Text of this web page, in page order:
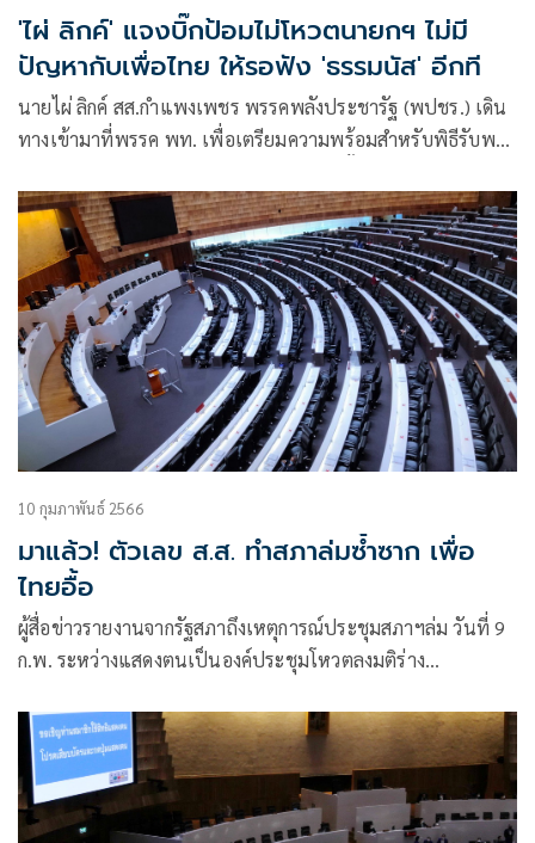
'ไผ่ ลิกค์' แจงบิ๊กป้อมไม่โหวตนายกฯ ไม่มี
ปัญหากับเพื่อไทย ให้รอฟัง 'ธรรมนัส' อีกที
นายไผ่ ลิกค์ สส.กำแพงเพชร พรรคพลังประชารัฐ (พปชร.) เดิน
ทางเข้ามาที่พรรค พท. เพื่อเตรียมความพร้อมสำหรับพิธีรับพระ
เป็นนายกรัฐมนตรีคนที่ 30 ในช่วงเย็นวันนี้ โดยให้สัมภาษณ์
กรณีถึงพล.อ.ประวิตร วงษ์สุวรรณ รองนายกรัฐมนตรี
10 กุมภาพันธ์ 2566
มาแล้ว! ตัวเลข ส.ส. ทำสภาล่มซ้ำซาก เพื่อ
ไทยอื้อ
ผู้สื่อข่าวรายงานจากรัฐสภาถึงเหตุการณ์ประชุมสภาฯล่ม วันที่ 9
ก.พ. ระหว่างแสดงตนเป็นองค์ประชุมโหวตลงมติร่าง